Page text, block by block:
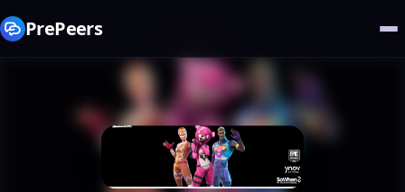
PrePeers